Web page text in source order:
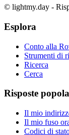
© lightmy.day -
Esplora
Conto alla
Strumenti di
Ricerca
Cerca
Risposte
Il mio
Il mio fuso
Codici di